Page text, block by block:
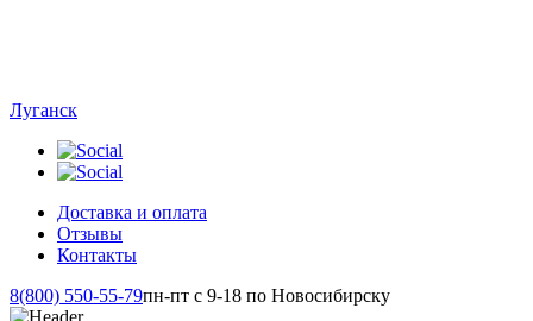
Луганск
Доставка и оплата
Отзывы
Контакты
8(800) 550-55-79пн-пт с 9-18 по Новосибирску